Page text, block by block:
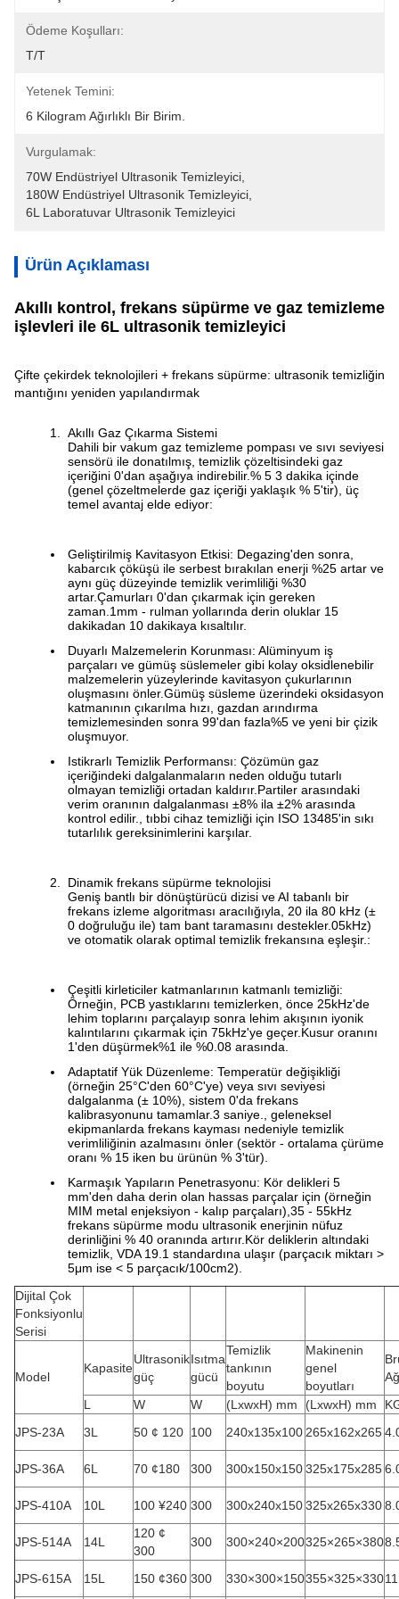
Ödeme Koşulları:
T/T
Yetenek Temini:
6 Kilogram Ağırlıklı Bir Birim.
Vurgulamak:
70W Endüstriyel Ultrasonik Temizleyici
180W Endüstriyel Ultrasonik Temizleyici
6L Laboratuvar Ultrasonik Temizleyici
Ürün Açıklaması
Akıllı kontrol, frekans süpürme ve gaz temizleme
işlevleri ile 6L ultrasonik temizleyici
Çifte çekirdek teknolojileri + frekans süpürme: ultrasonik temizliğin
mantığını yeniden yapılandırmak
Akıllı Gaz Çıkarma Sistemi
Dahili bir vakum gaz temizleme pompası ve sıvı seviyesi
sensörü ile donatılmış, temizlik çözeltisindeki gaz
içeriğini 0'dan aşağıya indirebilir.% 5 3 dakika içinde
(genel çözeltmelerde gaz içeriği yaklaşık % 5'tir), üç
temel avantaj elde ediyor:
Geliştirilmiş Kavitasyon Etkisi: Degazing'den sonra,
kabarcık çöküşü ile serbest bırakılan enerji %25 artar ve
aynı güç düzeyinde temizlik verimliliği %30
artar.Çamurları 0'dan çıkarmak için gereken
zaman.1mm - rulman yollarında derin oluklar 15
dakikadan 10 dakikaya kısaltılır.
Duyarlı Malzemelerin Korunması: Alüminyum iş
parçaları ve gümüş süslemeler gibi kolay oksidlenebilir
malzemelerin yüzeylerinde kavitasyon çukurlarının
oluşmasını önler.Gümüş süsleme üzerindeki oksidasyon
katmanının çıkarılma hızı, gazdan arındırma
temizlemesinden sonra 99'dan fazla%5 ve yeni bir çizik
oluşmuyor.
Istikrarlı Temizlik Performansı: Çözümün gaz
içeriğindeki dalgalanmaların neden olduğu tutarlı
olmayan temizliği ortadan kaldırır.Partiler arasındaki
verim oranının dalgalanması ±8% ila ±2% arasında
kontrol edilir., tıbbi cihaz temizliği için ISO 13485'in sıkı
tutarlılık gereksinimlerini karşılar.
Dinamik frekans süpürme teknolojisi
Geniş bantlı bir dönüştürücü dizisi ve AI tabanlı bir
frekans izleme algoritması aracılığıyla, 20 ila 80 kHz (±
0 doğruluğu ile) tam bant taramasını destekler.05kHz)
ve otomatik olarak optimal temizlik frekansına eşleşir.:
Çeşitli kirleticiler katmanlarının katmanlı temizliği:
Örneğin, PCB yastıklarını temizlerken, önce 25kHz'de
lehim toplarını parçalayıp sonra lehim akışının iyonik
kalıntılarını çıkarmak için 75kHz'ye geçer.Kusur oranını
1'den düşürmek%1 ile %0.08 arasında.
Adaptatif Yük Düzenleme: Temperatür değişikliği
(örneğin 25°C'den 60°C'ye) veya sıvı seviyesi
dalgalanma (± 10%), sistem 0'da frekans
kalibrasyonunu tamamlar.3 saniye., geleneksel
ekipmanlarda frekans kayması nedeniyle temizlik
verimliliğinin azalmasını önler (sektör - ortalama çürüme
oranı % 15 iken bu ürünün % 3'tür).
Karmaşık Yapıların Penetrasyonu: Kör delikleri 5
mm'den daha derin olan hassas parçalar için (örneğin
MIM metal enjeksiyon - kalıp parçaları),35 - 55kHz
frekans süpürme modu ultrasonik enerjinin nüfuz
derinliğini % 40 oranında artırır.Kör deliklerin altındaki
temizlik, VDA 19.1 standardına ulaşır (parçacık miktarı >
5μm ise < 5 parçacık/100cm2).
Dijital Çok
Fonksiyonlu
Serisi
Model
Kapasite
Ultrasonik
güç
Isıtma
gücü
Temizlik
tankının
boyutu
Makinenin
genel
boyutları
L
W W (LxwxH) mm (LxwxH) mm
JPS-23A
3L 50 ¢ 120 100 240x135x100 265x162x265
JPS-36A 6L 70 ¢180 300 300x150x150325x175x285
JPS-410A 10L 100 ¥240 300 300x240x150325x265x330
JPS-514A 14L
120 ¢
300
300 300×240×200325×265×380
JPS-615A 15L 150 ¢360 300 330×300×150355×325×330